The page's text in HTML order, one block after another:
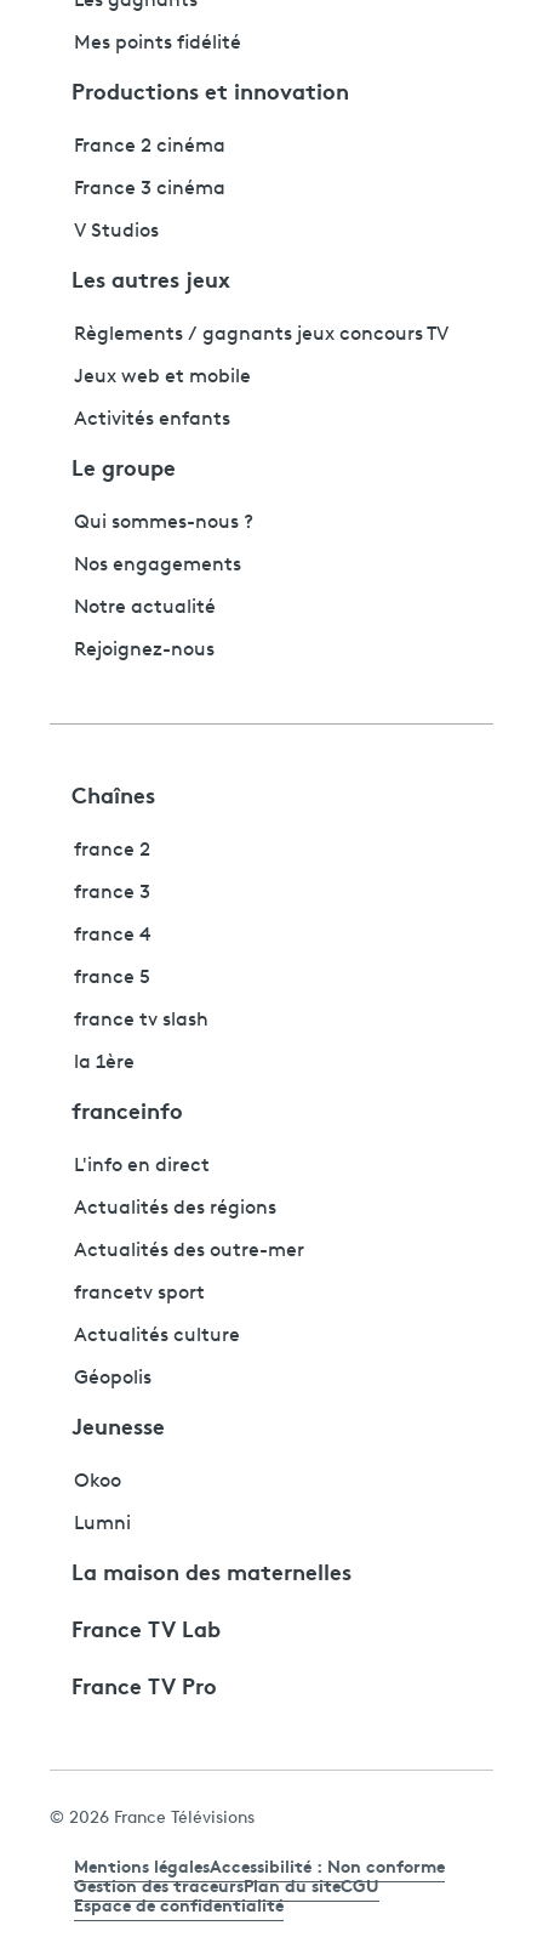
Mes points fidélité
Productions et innovation
France 2 cinéma
France 3 cinéma
V Studios
Les autres jeux
Règlements / gagnants jeux concours TV
Jeux web et mobile
Activités enfants
Le groupe
Qui sommes-nous ?
Nos engagements
Notre actualité
Rejoignez-nous
Chaînes
france 2
france 3
france 4
france 5
france tv slash
la 1ère
franceinfo
L'info en direct
Actualités des régions
Actualités des outre-mer
francetv sport
Actualités culture
Géopolis
Jeunesse
Okoo
Lumni
La maison des maternelles
France TV Lab
France TV Pro
© 2026 France Télévisions
Mentions légalesAccessibilité : Non conforme
Gestion des traceursPlan du siteCGU
Espace de confidentialité